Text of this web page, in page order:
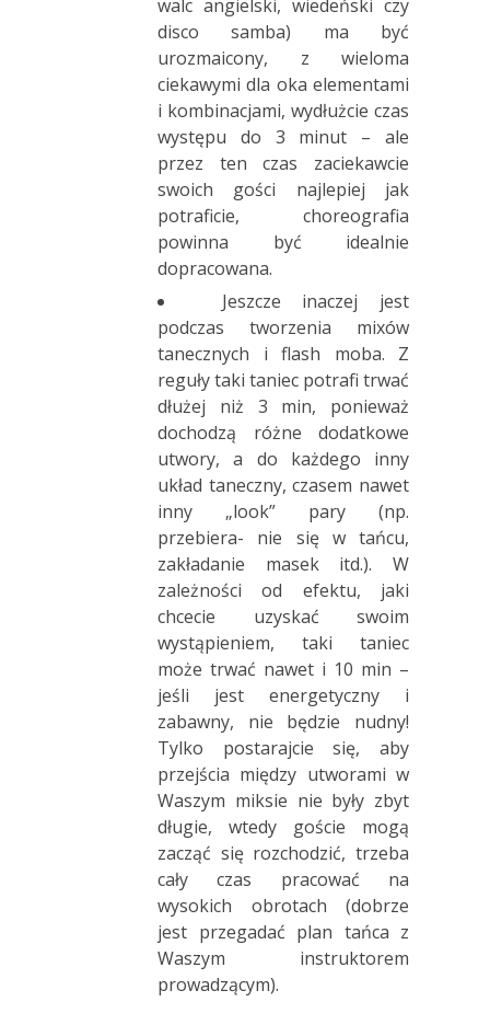
walc angielski, wiedeński czy
disco samba) ma być
urozmaicony, z wieloma
ciekawymi dla oka elementami
i kombinacjami, wydłużcie czas
występu do 3 minut – ale
przez ten czas zaciekawcie
swoich gości najlepiej jak
potraficie, choreografia
powinna być idealnie
dopracowana.
Jeszcze inaczej jest
podczas tworzenia mixów
tanecznych i flash moba. Z
reguły taki taniec potrafi trwać
dłużej niż 3 min, ponieważ
dochodzą różne dodatkowe
utwory, a do każdego inny
układ taneczny, czasem nawet
inny „look” pary (np.
przebiera- nie się w tańcu,
zakładanie masek itd.). W
zależności od efektu, jaki
chcecie uzyskać swoim
wystąpieniem, taki taniec
może trwać nawet i 10 min –
jeśli jest energetyczny i
zabawny, nie będzie nudny!
Tylko postarajcie się, aby
przejścia między utworami w
Waszym miksie nie były zbyt
długie, wtedy goście mogą
zacząć się rozchodzić, trzeba
cały czas pracować na
wysokich obrotach (dobrze
jest przegadać plan tańca z
Waszym instruktorem
prowadzącym).